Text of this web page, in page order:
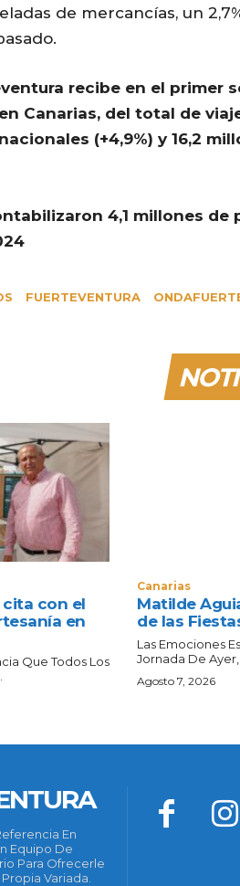
de mercancías, un
recibe en el primer
Canarias, del total de
(+4,9%) y 16,2
4,1 millones de
FUERTEVENTURA
cita con el
en
Que Todos Los
Canarias
Matilde
de las
Las Emociones
Jornada De Ayer,
Agosto 7, 2026
En
Equipo De
Para Ofrecerle
Variada.